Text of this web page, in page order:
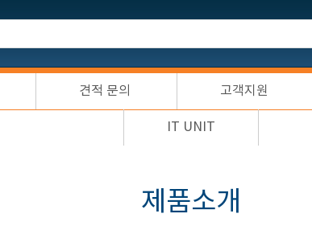
견적 문의 고객지원
IT UNIT
제품소개